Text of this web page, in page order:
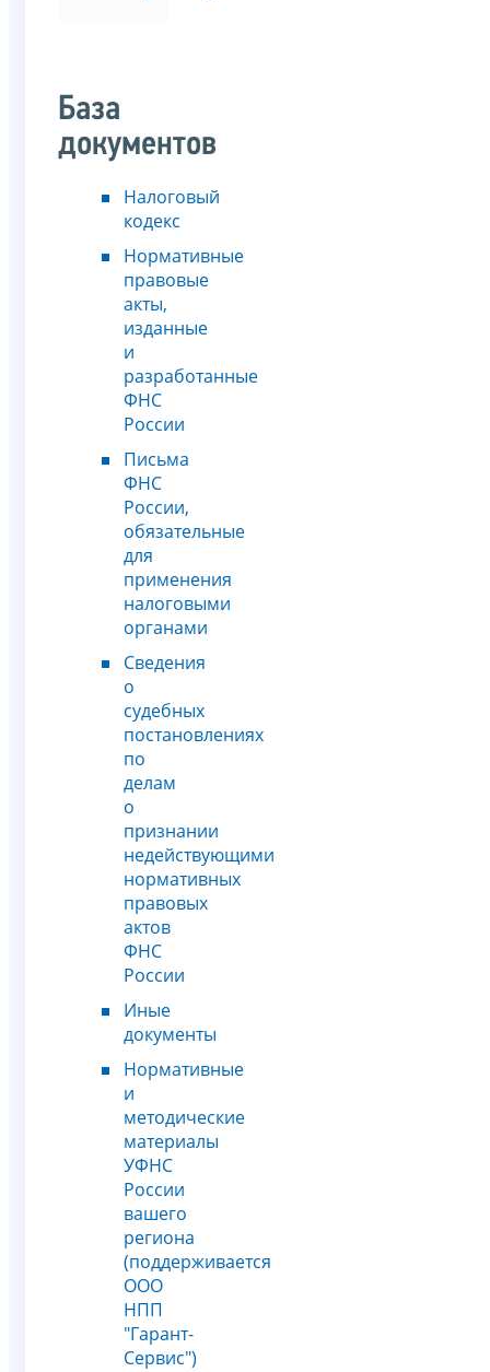
База
документов
Налоговый
кодекс
Нормативные
правовые
акты,
изданные
и
разработанные
ФНС
России
Письма
ФНС
России,
обязательные
для
применения
налоговыми
органами
Сведения
о
судебных
постановлениях
по
делам
о
признании
недействующими
нормативных
правовых
актов
ФНС
России
Иные
документы
Нормативные
и
методические
материалы
УФНС
России
вашего
региона
(поддерживается
ООО
НПП
"Гарант-
Сервис")